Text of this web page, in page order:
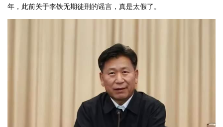
年，此前关于李铁无期徒刑的谣言，真是太假了。